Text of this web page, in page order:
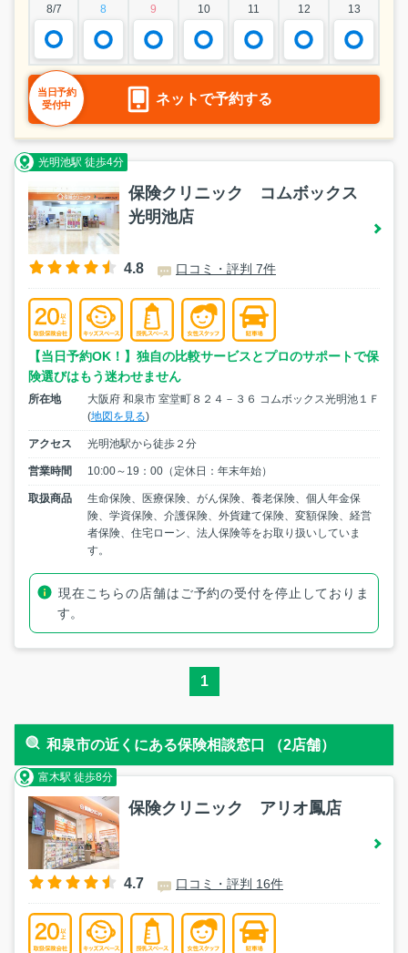
8/7
8 9 10 11 12 13
ネットで予約する
当日予約
受付中
光明池駅 徒歩4分
保険クリニック コムボックス
光明池店
4.8 口コミ・評判 7件
【当日予約OK！】独自の比較サービスとプロのサポートで保
険選びはもう迷わせません
所在地
大阪府 和泉市 室堂町８２４－３６ コムボックス光明池１Ｆ
(地図を見る)
アクセス 光明池駅から徒歩２分
営業時間 10:00～19：00（定休日：年末年始）
取扱商品
生命保険、医療保険、がん保険、養老保険、個人年金保
険、学資保険、介護保険、外貨建て保険、変額保険、経営
者保険、住宅ローン、法人保険等をお取り扱いしていま
す。
現在こちらの店舗はご予約の受付を停止しておりま
す。
1
和泉市の近くにある保険相談窓口 （2店舗）
富木駅 徒歩8分
保険クリニック アリオ鳳店
4.7 口コミ・評判 16件